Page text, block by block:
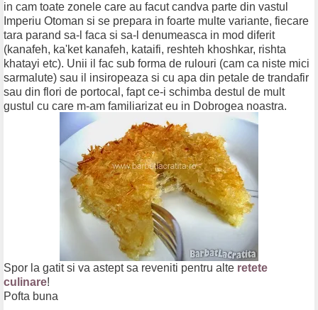
in cam toate zonele care au facut candva parte din vastul
Imperiu Otoman si se prepara in foarte multe variante, fiecare
tara parand sa-l faca si sa-l denumeasca in mod diferit
(kanafeh, ka'ket kanafeh, kataifi, reshteh khoshkar, rishta
khatayi etc). Unii il fac sub forma de rulouri (cam ca niste mici
sarmalute) sau il insiropeaza si cu apa din petale de trandafir
sau din flori de portocal, fapt ce-i schimba destul de mult
gustul cu care m-am familiarizat eu in Dobrogea noastra.
Spor la gatit si va astept sa reveniti pentru alte retete
culinare!
Pofta buna